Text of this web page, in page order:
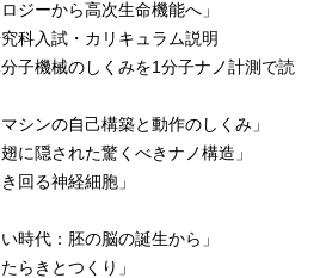
ジーから高次生命機能へ」
科入試・カリキュラム説明
子機械のしくみを1分子ナノ計測で読
シンの自己構築と動作のしくみ」
に隠された驚くべきナノ構造」
回る神経細胞」
時代：胚の脳の誕生から」
らきとつくり」